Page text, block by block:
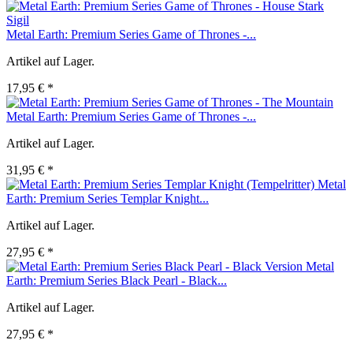
Metal Earth: Premium Series Game of Thrones -...
Artikel auf Lager.
17,95 € *
Metal Earth: Premium Series Game of Thrones -...
Artikel auf Lager.
31,95 € *
Metal
Earth: Premium Series Templar Knight...
Artikel auf Lager.
27,95 € *
Metal
Earth: Premium Series Black Pearl - Black...
Artikel auf Lager.
27,95 € *